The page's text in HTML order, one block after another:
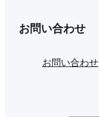
お問い合わせ
お問い合わせ